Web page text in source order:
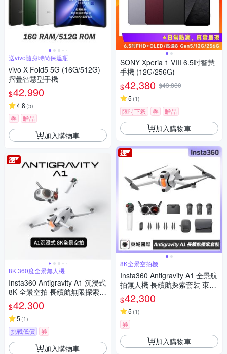
送vivo隨身時尚保溫瓶
vivo X Fold5 5G (16G/512G)
摺疊智慧型手機
$42,990
4.8 (5)
券 贈品
加入購物車
8K 360度全景無人機
Insta360 Antigravity A1 沉浸式
8K 全景空拍 長續航無限探索套
裝 先創代理
$42,300
5 (1)
挑戰低價 券
加入購物車
SONY Xperia 1 VIII 6.5吋智慧
手機 (12G/256G)
$42,380 $43,880
5 (1)
限時下殺 券 贈品
加入購物車
8K全景空拍機
Insta360 Antigravity A1 全景航
拍無人機 長續航探索套裝 東城
代理公司貨
$42,300
5 (1)
券
加入購物車